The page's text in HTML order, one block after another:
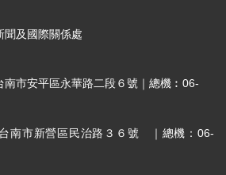
聞及國際關係處
市安平區永華路二段６號｜總機︰06-
南市新營區民治路３６號 ｜總機：06-